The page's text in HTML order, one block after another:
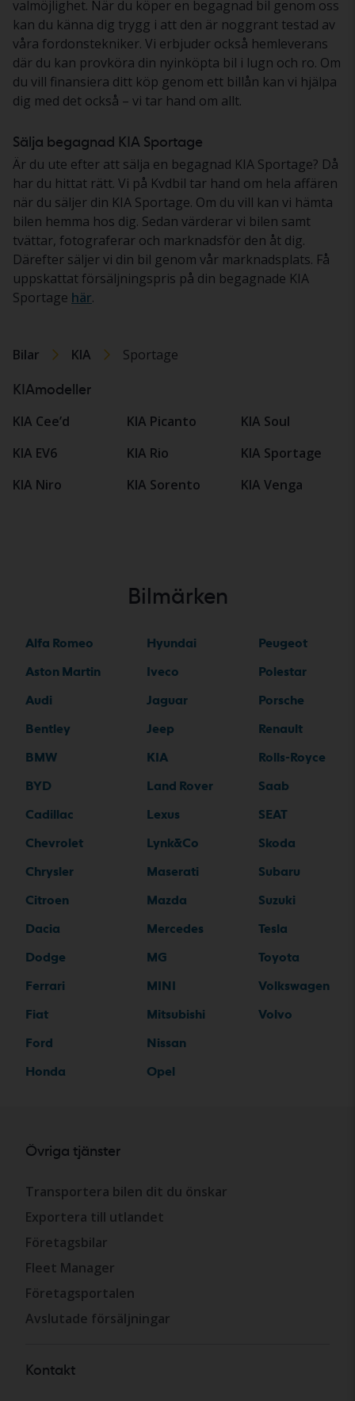
valmöjlighet. När du köper en begagnad bil genom oss
kan du känna dig trygg i att den är noggrant testad av
våra fordonstekniker. Vi erbjuder också hemleverans
där du kan provköra din nyinköpta bil i lugn och ro. Om
du vill finansiera ditt köp genom ett billån kan vi hjälpa
dig med det också – vi tar hand om allt.
Sälja begagnad KIA Sportage
Är du ute efter att sälja en begagnad KIA Sportage? Då
har du hittat rätt. Vi på Kvdbil tar hand om hela affären
när du säljer din KIA Sportage. Om du vill kan vi hämta
bilen hemma hos dig. Sedan värderar vi bilen samt
tvättar, fotograferar och marknadsför den åt dig.
Därefter säljer vi din bil genom vår marknadsplats. Få
uppskattat försäljningspris på din begagnade KIA
Sportage här.
Bilar KIA Sportage
KIAmodeller
KIA Cee’d
KIA EV6
KIA Niro
KIA Picanto
KIA Rio
KIA Sorento
KIA Soul
KIA Sportage
KIA Venga
Bilmärken
Alfa Romeo
Aston Martin
Audi
Bentley
BMW
BYD
Cadillac
Chevrolet
Chrysler
Citroen
Dacia
Dodge
Ferrari
Fiat
Ford
Honda
Hyundai
Iveco
Jaguar
Jeep
KIA
Land Rover
Lexus
Lynk&Co
Maserati
Mazda
Mercedes
MG
MINI
Mitsubishi
Nissan
Opel
Peugeot
Polestar
Porsche
Renault
Rolls-Royce
Saab
SEAT
Skoda
Subaru
Suzuki
Tesla
Toyota
Volkswagen
Volvo
Övriga tjänster
Transportera bilen dit du önskar
Exportera till utlandet
Företagsbilar
Fleet Manager
Företagsportalen
Avslutade försäljningar
Kontakt